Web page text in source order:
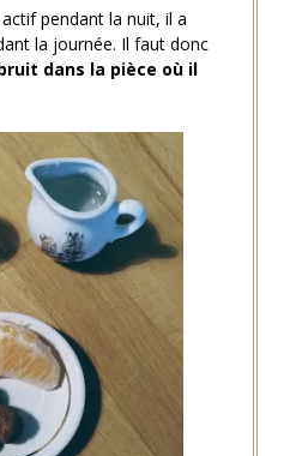
pendant la nuit, il a
la journée. Il faut donc
dans la pièce où il